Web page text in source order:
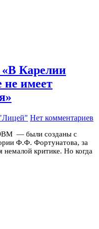
Карелии
не имеет
Нет комментариев
— были созданы с
Ф.Ф. Фортунатова, за
немалой критике. Но когда